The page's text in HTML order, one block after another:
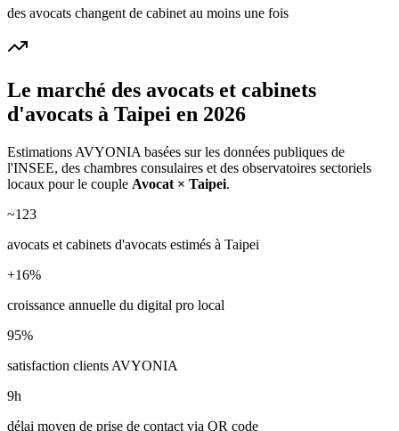
des avocats changent de cabinet au moins une fois
Le marché des avocats et cabinets
d'avocats à Taipei en 2026
Estimations AVYONIA basées sur les données publiques de
l'INSEE, des chambres consulaires et des observatoires sectoriels
locaux pour le couple Avocat × Taipei.
~123
avocats et cabinets d'avocats estimés à Taipei
+16%
croissance annuelle du digital pro local
95%
satisfaction clients AVYONIA
9h
délai moyen de prise de contact via QR code